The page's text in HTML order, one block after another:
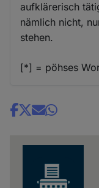
aufklärerisch
nämlich nicht,
stehen.
[*] = pöhses
Share